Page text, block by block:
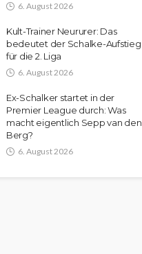
6. August 2026
Kult-Trainer Neururer: Das
bedeutet der Schalke-Aufstieg
für die 2. Liga
6. August 2026
Ex-Schalker startet in der
Premier League durch: Was
macht eigentlich Sepp van den
Berg?
6. August 2026